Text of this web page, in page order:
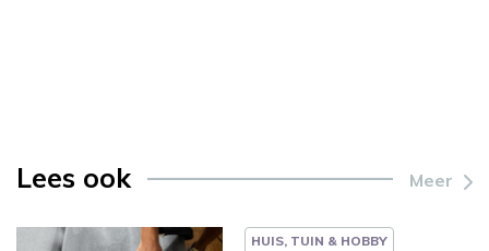
Lees ook Meer
HUIS, TUIN & HOBBY